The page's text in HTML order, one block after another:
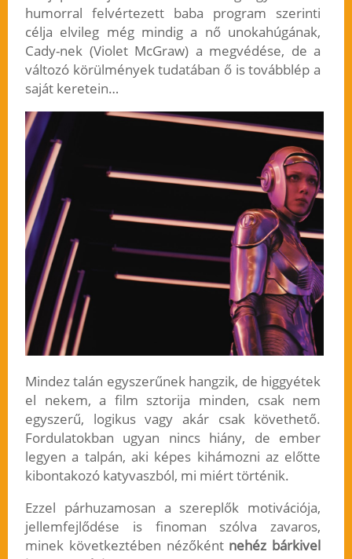
humorral felvértezett baba program szerinti
célja elvileg még mindig a nő unokahúgának,
Cady-nek (Violet McGraw) a megvédése, de a
változó körülmények tudatában ő is továbblép a
saját keretein…
Mindez talán egyszerűnek hangzik, de higgyétek
el nekem, a film sztorija minden, csak nem
egyszerű, logikus vagy akár csak követhető.
Fordulatokban ugyan nincs hiány, de ember
legyen a talpán, aki képes kihámozni az előtte
kibontakozó katyvaszból, mi miért történik.
Ezzel párhuzamosan a szereplők motivációja,
jellemfejlődése is finoman szólva zavaros,
minek következtében nézőként nehéz bárkivel